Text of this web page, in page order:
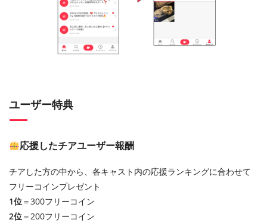
ユーザー特典
応援したチアユーザー報酬
チアした方の中から、各キャスト内の応援ランキングに合わせて
フリーコインプレゼント
1位＝300フリーコイン
2位＝200フリーコイン